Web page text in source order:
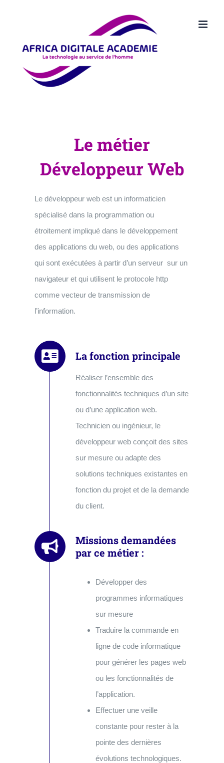
Le métier
Développeur Web
Le développeur web est un informaticien
spécialisé dans la programmation ou
étroitement impliqué dans le développement
des applications du web, ou des applications
qui sont exécutées à partir d’un serveur sur un
navigateur et qui utilisent le protocole http
comme vecteur de transmission de
l’information.
La fonction principale
Réaliser l’ensemble des
fonctionnalités techniques d’un site
ou d’une application web.
Technicien ou ingénieur, le
développeur web conçoit des sites
sur mesure ou adapte des
solutions techniques existantes en
fonction du projet et de la demande
du client.
Missions demandées
par ce métier :
Développer des
programmes informatiques
sur mesure
Traduire la commande en
ligne de code informatique
pour générer les pages web
ou les fonctionnalités de
l’application.
Effectuer une veille
constante pour rester à la
pointe des dernières
évolutions technologiques.